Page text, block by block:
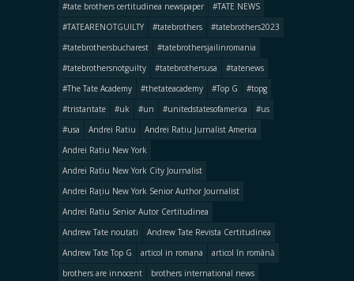
#tate brothers certitudinea newspaper
#TATE NEWS
#TATEARENOTGUILTY
#tatebrothers
#tatebrothers2023
#tatebrothersbucharest
#tatebrothersjailinromania
#tatebrothersnotguilty
#tatebrothersusa
#tatenews
#The Tate Academy
#thetateacademy #Top G
#topg
#tristantate
#uk #un #unitedstatesofamerica
#us
#usa
Andrei Ratiu
Andrei Ratiu Jurnalist America
Andrei Ratiu New York
Andrei Ratiu New York City Journalist
Andrei Rațiu New York Senior Author Journalist
Andrei Ratiu Senior Autor Certitudinea
Andrew Tate noutati
Andrew Tate Revista Certitudinea
Andrew Tate Top G
articol in romana
articol în română
brothers are innocent
brothers international news